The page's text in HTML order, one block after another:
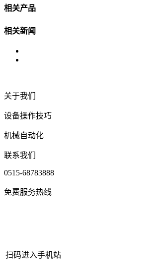
相关产品
相关新闻
关于我们
设备操作技巧
机械自动化
联系我们
0515-68783888
免费服务热线
扫码进入手机站